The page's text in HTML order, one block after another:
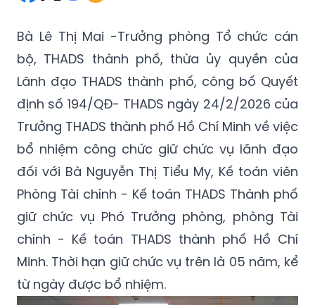
Bà Lê Thị Mai -Trưởng phòng Tổ chức cán
bộ, THADS thành phố, thừa ủy quyền của
Lãnh đạo THADS thành phố, công bố Quyết
định số 194/QĐ- THADS ngày 24/2/2026 của
Trưởng THADS thành phố Hồ Chí Minh về việc
bổ nhiệm công chức giữ chức vụ lãnh đạo
đối với Bà Nguyễn Thị Tiểu My, Kế toán viên
Phòng Tài chính - Kế toán THADS Thành phố
giữ chức vụ Phó Trưởng phòng, phòng Tài
chính - Kế toán THADS thành phố Hồ Chí
Minh. Thời hạn giữ chức vụ trên là 05 năm, kể
từ ngày được bổ nhiệm.